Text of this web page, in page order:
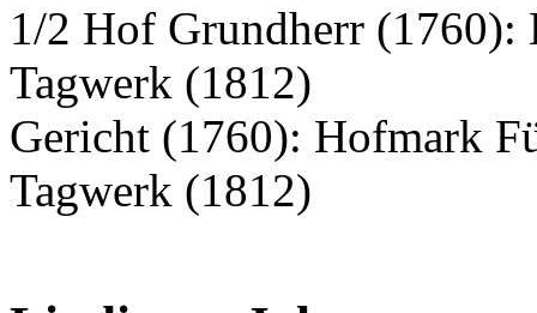
1/2 Hof Grundherr
Tagwerk (1812)
Gericht (1760): Hofmark
Tagwerk (1812)